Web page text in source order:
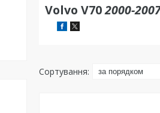
Volvo V702000-